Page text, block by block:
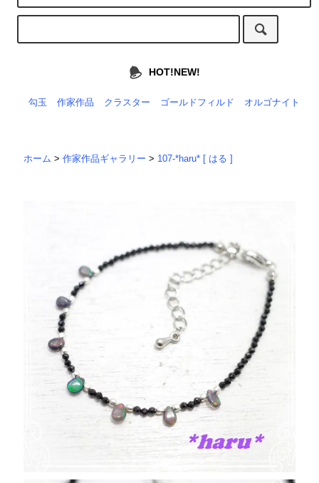
HOT!NEW!
勾玉 作家作品 クラスター ゴールドフィルド オルゴナイト
ホーム >作家作品ギャラリー > 107-*haru* [ はる ]